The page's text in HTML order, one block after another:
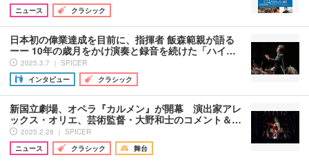
ニュース
クラシック
日本初の偉業達成を目前に、指揮者 飯森範親が語る
ーー 10年の歳月をかけ演奏と録音を続けた「ハイ…
2025.3.7 ｜ SPICER
インタビュー
クラシック
新国立劇場、オペラ『カルメン』が開幕 演出家アレ
ックス・オリエ、芸術監督・大野和士のコメント＆…
2025.2.28 ｜ SPICER
ニュース
クラシック 舞台